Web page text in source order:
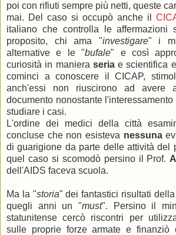
poi con rifiuti sempre più netti, queste
mai. Del caso si occupò anche il
italiano che controlla le affermazioni
proposito, chi ama "investigare" i
alternative e le "bufale" e così
curiosità in maniera seria e scientifica
cominci a conoscere il CICAP,
anch'essi non riuscirono ad avere
documento nonostante
studiare i casi.
L'ordine dei medici della città
concluse che non esisteva nessuna
di guarigione da parte delle attività del
quel caso si scomodò persino il Prof.
dell'AIDS faceva scuola.
Ma la "storia" dei fantastici risultati
quegli anni un "must". Persino il
statunitense cercò riscontri per
sulle proprie forze armate e